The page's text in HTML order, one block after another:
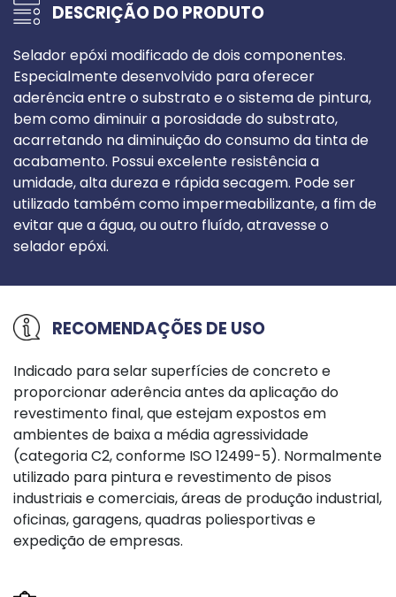
DESCRIÇÃO DO PRODUTO
Selador epóxi modificado de dois componentes.
Especialmente desenvolvido para oferecer
aderência entre o substrato e o sistema de pintura,
bem como diminuir a porosidade do substrato,
acarretando na diminuição do consumo da tinta de
acabamento. Possui excelente resistência a
umidade, alta dureza e rápida secagem. Pode ser
utilizado também como impermeabilizante, a fim de
evitar que a água, ou outro fluído, atravesse o
selador epóxi.
RECOMENDAÇÕES DE USO
Indicado para selar superfícies de concreto e
proporcionar aderência antes da aplicação do
revestimento final, que estejam expostos em
ambientes de baixa a média agressividade
(categoria C2, conforme ISO 12499-5). Normalmente
utilizado para pintura e revestimento de pisos
industriais e comerciais, áreas de produção industrial,
oficinas, garagens, quadras poliesportivas e
expedição de empresas.